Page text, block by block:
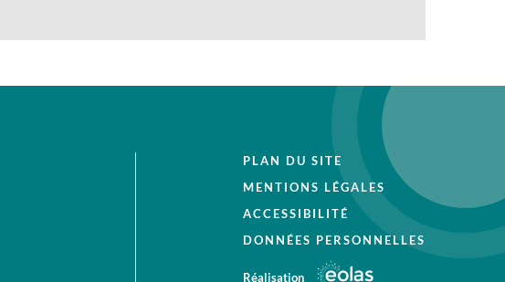
PLAN DU SITE
MENTIONS LÉGALES
ACCESSIBILITÉ
DONNÉES PERSONNELLES
Réalisation